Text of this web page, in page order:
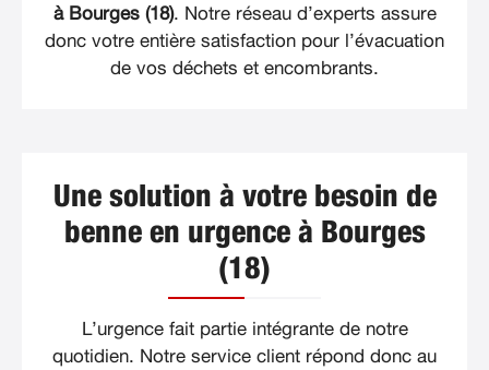
à Bourges (18). Notre réseau d’experts assure
donc votre entière satisfaction pour l’évacuation
de vos déchets et encombrants.
Une solution à votre besoin de
benne en urgence à Bourges
(18)
L’urgence fait partie intégrante de notre
quotidien. Notre service client répond donc au